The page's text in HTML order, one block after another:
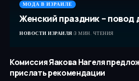
МОДА В ИЗРАИЛЕ
Женский праздник – повод
НОВОСТИ ИЗРАИЛЯ 3 МИН. ЧТЕНИЯ
Комиссия Яакова Нагеля
прислать рекомендации